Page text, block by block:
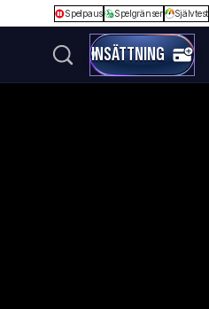
Spelpaus Spelgränser Självtest
INSÄTTNING